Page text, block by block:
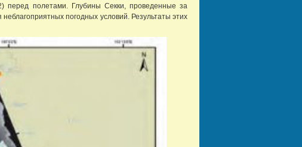
перед полетами. Глубины Секки, проведенные за
погодных условий. Результаты этих